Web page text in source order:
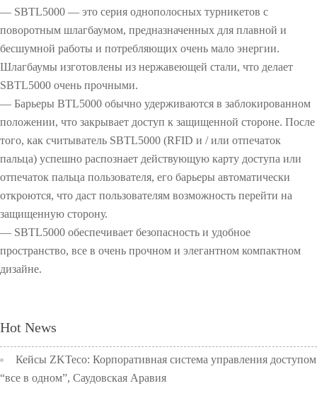
— SBTL5000 — это серия однополосных турникетов с
поворотным шлагбаумом, предназначенных для плавной и
бесшумной работы и потребляющих очень мало энергии.
Шлагбаумы изготовлены из нержавеющей стали, что делает
SBTL5000 очень прочными.
— Барьеры BTL5000 обычно удерживаются в заблокированном
положении, что закрывает доступ к защищенной стороне. После
того, как считыватель SBTL5000 (RFID и / или отпечаток
пальца) успешно распознает действующую карту доступа или
отпечаток пальца пользователя, его барьеры автоматически
откроются, что даст пользователям возможность перейти на
защищенную сторону.
— SBTL5000 обеспечивает безопасность и удобное
пространство, все в очень прочном и элегантном компактном
дизайне.
Hot News
Кейсы ZKTeco: Корпоративная система управления доступом
“все в одном”, Саудовская Аравия